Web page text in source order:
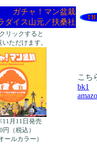
ガチャ！マン盆栽
ダイス山元／扶桑社
リックすると
ただけます。
11月11日発売
円（税込）
ールカラー）
こち
bk1